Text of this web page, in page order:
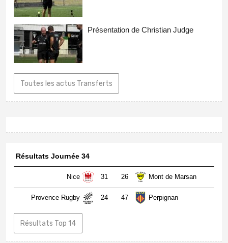
Présentation de Christian Judge
Toutes les actus Transferts
Résultats Journée 34
Nice 31 26 Mont de Marsan
Provence Rugby 24 47 Perpignan
Résultats Top 14